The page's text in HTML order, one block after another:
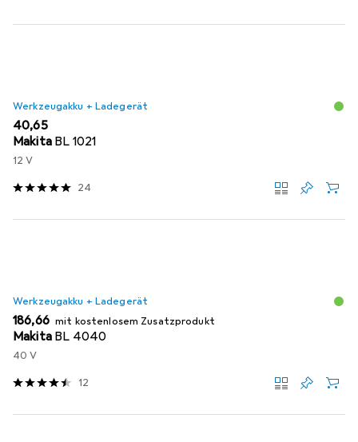
Werkzeugakku + Ladegerät
EUR
40,65
Makita BL 1021
12 V
24
Werkzeugakku + Ladegerät
EUR
186,66 mit kostenlosem Zusatzprodukt
Makita BL 4040
40 V
12